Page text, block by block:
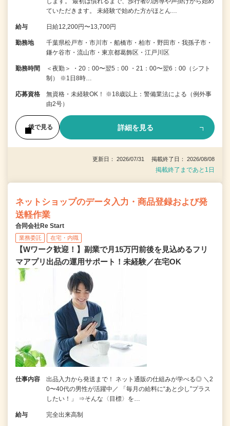
ていただきます。 未経験で始めた方がほとん…
給与 日給12,200円〜13,700円
勤務地
千葉県松戸市・市川市・船橋市・柏市・野田市・我孫子市・
鎌ケ谷市・流山市・東京都葛飾区・江戸川区
勤務時間
＜夜勤＞ ・20：00〜翌5：00 ・21：00〜翌6：00（シフト
制） ※1日8時…
応募資格
無資格・未経験OK！ ※18歳以上：警備業法による（例外事
由2号）
後で見る 詳細を見る
更新日： 2026/07/31 掲載終了日： 2026/08/08
掲載終了まであと1日
ネットショップのデータ入力・商品登録および発
送軽作業
合同会社Re Start
業務委託 在宅・内職
【Wワーク歓迎！】副業で月15万円前後を見込めるフリ
マアプリ出品の運用サポート！未経験／在宅OK
仕事内容
出品入力から発送まで！ ネット通販の仕組みが学べる◎ ＼2
0〜40代の男性が活躍中／ 「毎月の給料に“あと少し”プラス
したい！」 ⇒そんな〈目標〉を…
給与 完全出来高制